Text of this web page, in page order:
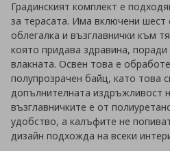
Градинският комплект е
за терасата. Има включени
облегалка и възглавнички към
която придава здравина,
влакната. Освен това е
полупрозрачен байц, като това
допълнителната издръжливост
възглавничките е от
удобство, а калъфите не
дизайн подхожда на всеки